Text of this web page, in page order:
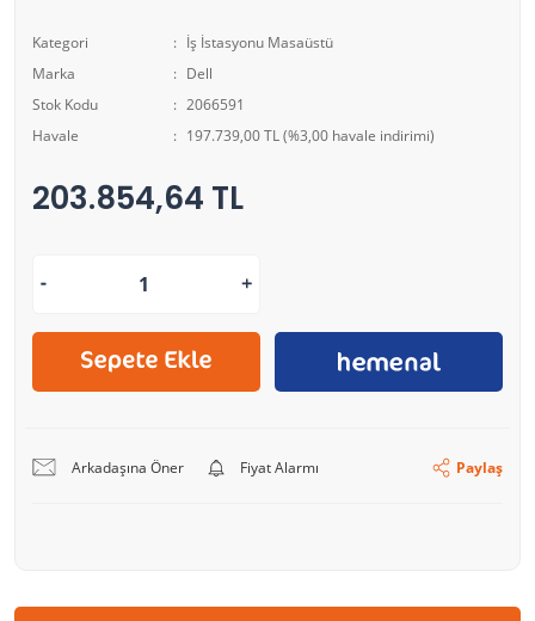
Kategori
İş İstasyonu Masaüstü
Marka
Dell
Stok Kodu
2066591
Havale
197.739,00 TL (%3,00 havale indirimi)
203.854,64 TL
Arkadaşına Öner Fiyat Alarmı Paylaş